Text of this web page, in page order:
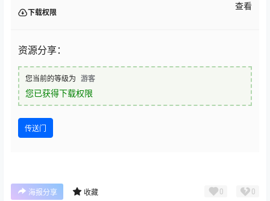
下载权限
查看
资源分享：
您当前的等级为 游客
您已获得下载权限
传送门
海报分享 收藏 0 0